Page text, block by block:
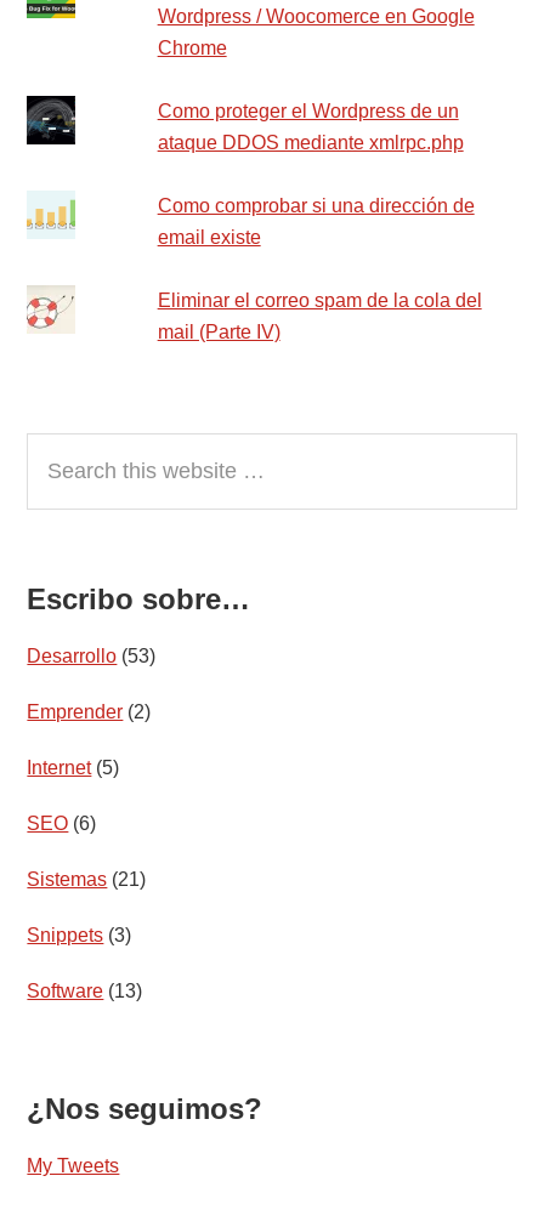
Wordpress / Woocomerce en Google
Chrome
Como proteger el Wordpress de un
ataque DDOS mediante xmlrpc.php
Como comprobar si una dirección de
email existe
Eliminar el correo spam de la cola del
mail (Parte IV)
this
website
Escribo sobre…
Desarrollo (53)
Emprender (2)
Internet(5)
SEO (6)
Sistemas (21)
Snippets (3)
Software (13)
¿Nos seguimos?
My Tweets